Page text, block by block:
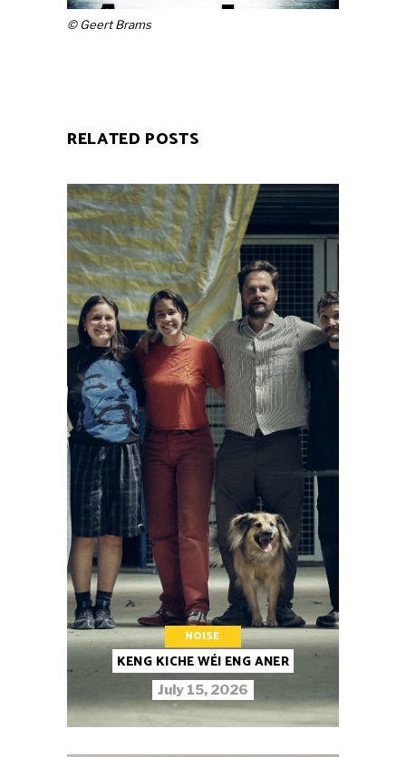
© Geert Brams
RELATED POSTS
NOISE
KENG KICHE WÉI ENG ANER
July 15, 2026